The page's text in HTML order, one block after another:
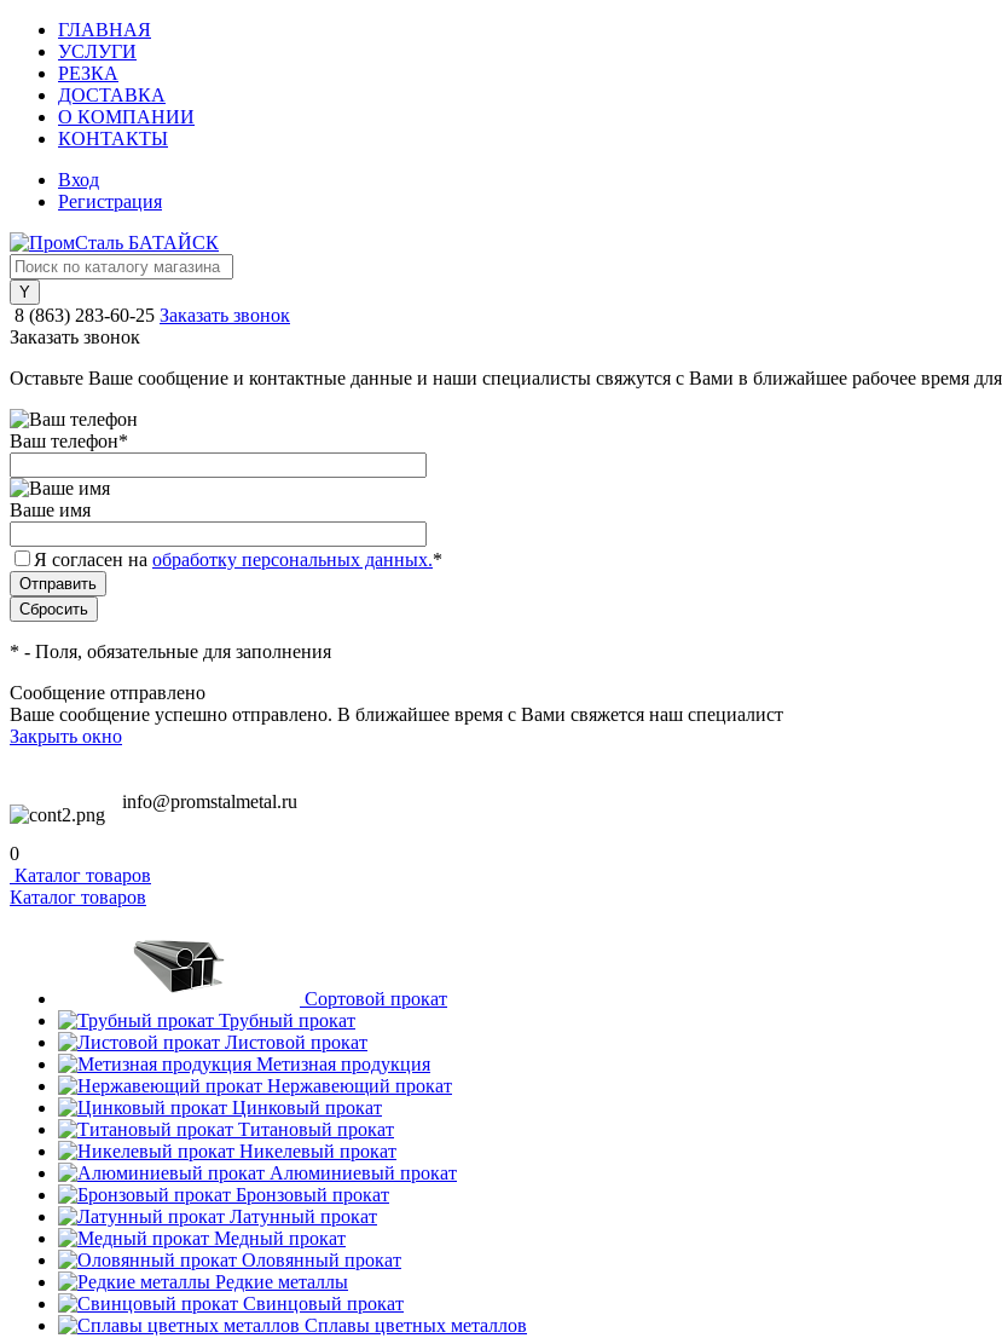
ГЛАВНАЯ
УСЛУГИ
РЕЗКА
ДОСТАВКА
О КОМПАНИИ
КОНТАКТЫ
Вход
Регистрация
8 (863) 283-60-25 Заказать звонок
Заказать звонок
Оставьте Ваше сообщение и контактные данные и наши специалисты свяжутся с Вами в ближайшее рабочее время
Ваш телефон*
Ваше имя
Я согласен на обработку персональных данных.*
* - Поля, обязательные для заполнения
Сообщение отправлено
Ваше сообщение успешно отправлено. В ближайшее время с Вами свяжется наш специалист
Закрыть окно
info@promstalmetal.ru
0
Каталог товаров
Каталог товаров
Сортовой прокат
Трубный прокат
Листовой прокат
Метизная продукция
Нержавеющий прокат
Цинковый прокат
Титановый прокат
Никелевый прокат
Алюминиевый прокат
Бронзовый прокат
Латунный прокат
Медный прокат
Оловянный прокат
Редкие металлы
Свинцовый прокат
Сплавы цветных металлов